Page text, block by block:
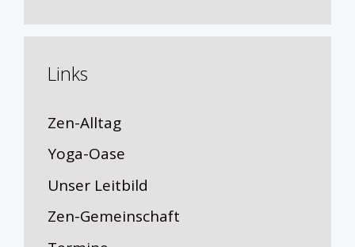
Links
Zen-Alltag
Yoga-Oase
Unser Leitbild
Zen-Gemeinschaft